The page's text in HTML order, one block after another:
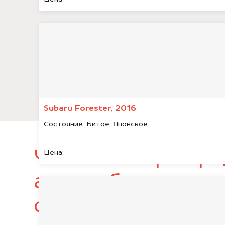
Subaru Forester, 2016
Состояние: Битое, Японское
Цена:
Чтобы быстро
автомобиль,
следующие